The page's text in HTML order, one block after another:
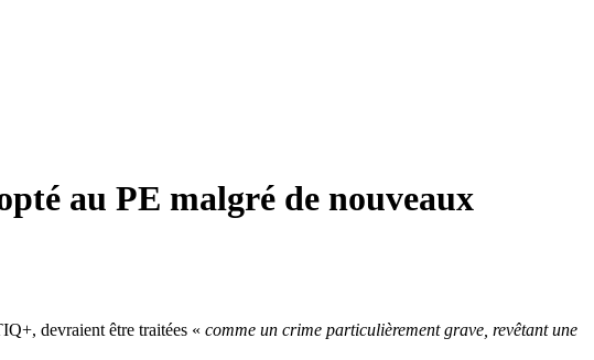
au PE malgré de nouveaux
devraient être traitées « comme un crime particulièrement grave, revêtant une